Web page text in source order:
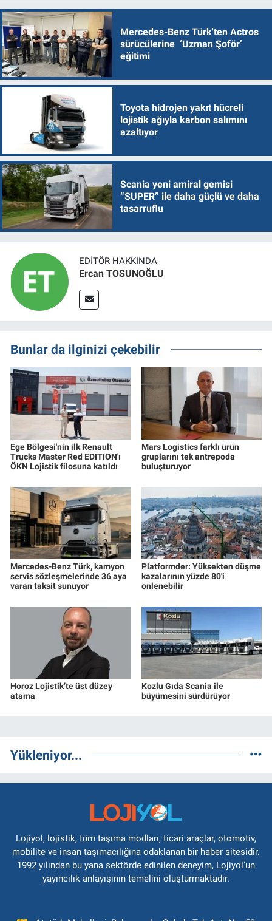
Mercedes-Benz Türk'ten Actros
sürücülerine ‘Uzman Şoför’
eğitimi
Toyota hidrojen yakıt hücreli
lojistik ağıyla karbon salımını
azaltıyor
Scania yeni amiral gemisi
“SUPER” ile daha güçlü ve daha
tasarruflu
EDITÖR HAKKINDA
Ercan TOSUNOĞLU
Bunlar da ilginizi çekebilir
Ege Bölgesi'nin ilk Renault
Trucks Master Red EDITION'ı
ÖKN Lojistik filosuna katıldı
Mars Logistics farklı ürün
gruplarını tek antrepoda
buluşturuyor
Mercedes-Benz Türk, kamyon
servis sözleşmelerinde 36 aya
varan taksit sunuyor
Platformder: Yüksekten düşme
kazalarının yüzde 80'i
önlenebilir
Horoz Lojistik’te üst düzey
atama
Kozlu Gıda Scania ile
büyümesini sürdürüyor
Yükleniyor...
Lojiyol, lojistik, tüm taşıma modları, ticari araçlar, otomotiv,
mobilite ve insan taşımacılığına odaklanan bir haber sitesidir.
1992 yılından bu yana sektörde edinilen deneyim, Lojiyol’un
yayıncılık anlayışının temelini oluşturmaktadır.